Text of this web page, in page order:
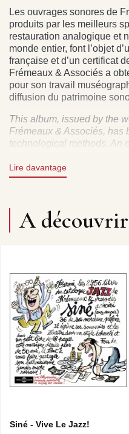
Les ouvrages sonores de
produits par les meilleurs
restauration analogique et
monde entier, font l’objet
française et d’un certificat
Frémeaux & Associés a
pour son travail
diffusion du patrimoine
This album, issued by the
Frémeaux & Associés, has
technological methods. An
LOUIS ARMSTRONG &
BLUES (J. OLIVER) •
(J. P. JOHNSON) •
LADNIER & HIS
MEZZROW) • JELLY
PEPPERS : ORIGINAL
MORTON) • FLETCHER
ORCHESTRA : NEW
HENDERSON, D'APRÈS
BEIDERBECKE WITH
ORCHESTRA : SINGIN'
ROBINSON) • JACK
FIFTY-SEVEN VARIETIES
HIS RHYTHM : I'M
Lire davantage
A découvrir
Siné - Vive Le Jazz!